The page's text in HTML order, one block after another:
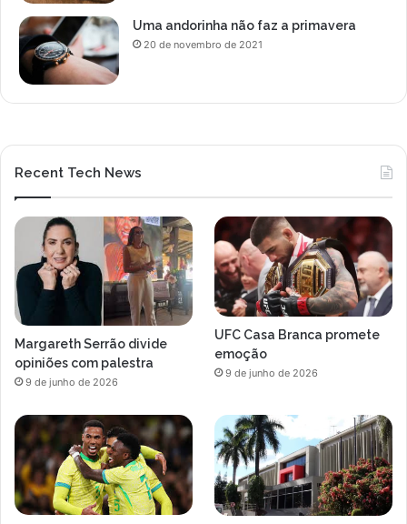
Uma andorinha não faz a primavera
20 de novembro de 2021
Recent Tech News
Margareth Serrão divide
opiniões com palestra
9 de junho de 2026
UFC Casa Branca promete
emoção
9 de junho de 2026